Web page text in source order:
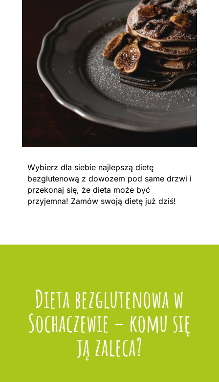
Wybierz dla siebie najlepszą dietę
bezglutenową z dowozem pod same drzwi i
przekonaj się, że dieta może być
przyjemna! Zamów swoją dietę już dziś!
Dieta bezglutenowa w
Sochaczewie – komu się
ją zaleca?